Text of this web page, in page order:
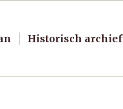
Historisch archief